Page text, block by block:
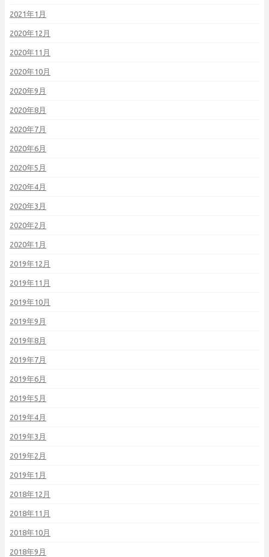
2021年1月
2020年12月
2020年11月
2020年10月
2020年9月
2020年8月
2020年7月
2020年6月
2020年5月
2020年4月
2020年3月
2020年2月
2020年1月
2019年12月
2019年11月
2019年10月
2019年9月
2019年8月
2019年7月
2019年6月
2019年5月
2019年4月
2019年3月
2019年2月
2019年1月
2018年12月
2018年11月
2018年10月
2018年9月